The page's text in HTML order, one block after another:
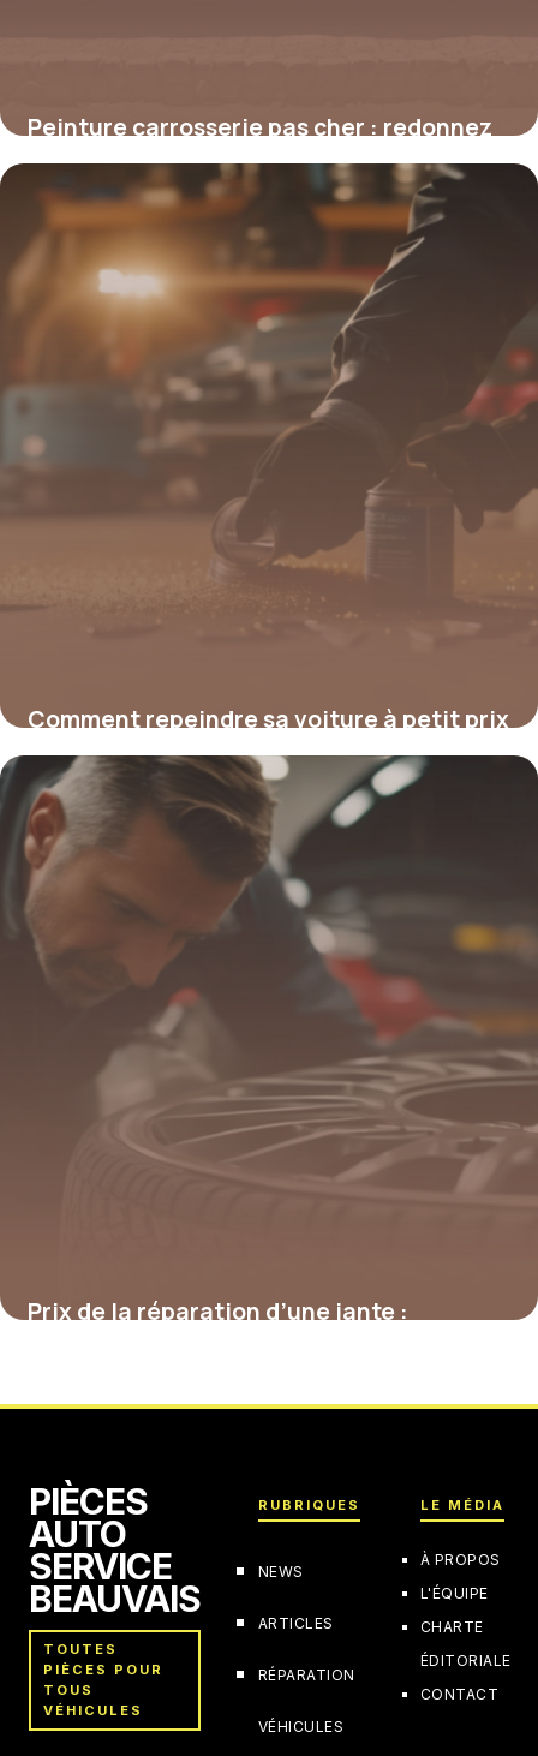
Peinture carrosserie pas cher : redonnez
vie à votre voiture sans exploser votre
budget
4 juillet 2025
Comment repeindre sa voiture à petit prix
: astuces et solutions fiables
4 juillet 2025
Prix de la réparation d’une jante :
PIÈCES
AUTO
SERVICE
BEAUVAIS
TOUTES
PIÈCES POUR
TOUS
VÉHICULES
RUBRIQUES
NEWS
ARTICLES
RÉPARATION
VÉHICULES
LE MÉDIA
À PROPOS
L'ÉQUIPE
CHARTE
ÉDITORIALE
CONTACT